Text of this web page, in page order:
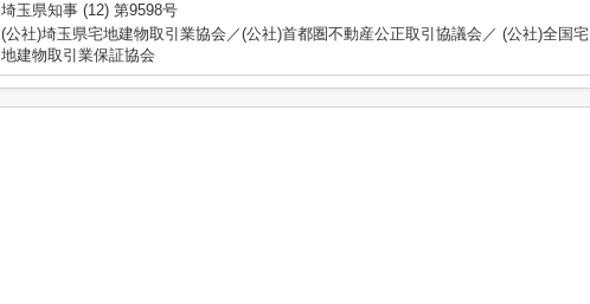
埼玉県知事 (12) 第9598号
(公社)埼玉県宅地建物取引業協会／(公社)首都圏不動産公正取引協議会／ (公社)全国宅
地建物取引業保証協会